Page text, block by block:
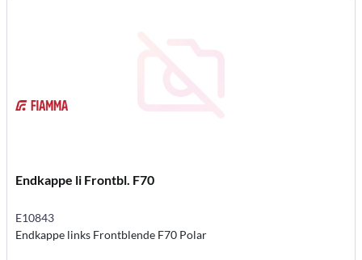
Endkappe li Frontbl. F70
E10843
Endkappe links Frontblende F70 Polar